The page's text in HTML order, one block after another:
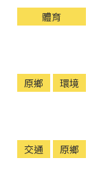
體育
原鄉 環境
交通 原鄉